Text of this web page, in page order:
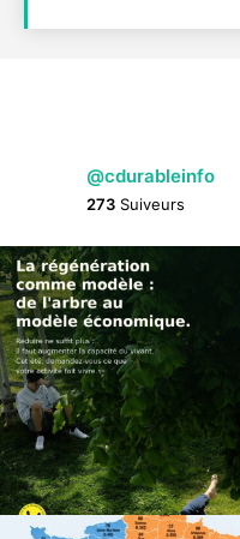
@cdurableinfo
273 Suiveurs